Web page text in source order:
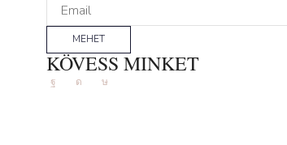
MEHET
KÖVESS MINKET
FacebookInstagram
Tik-